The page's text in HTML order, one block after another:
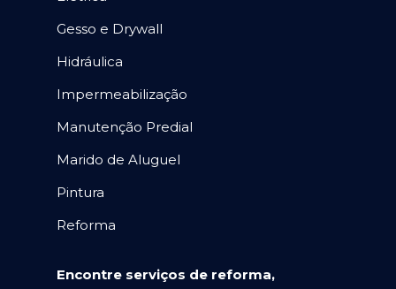
Gesso e Drywall
Hidráulica
Impermeabilização
Manutenção Predial
Marido de Aluguel
Pintura
Reforma
Encontre serviços de reforma,